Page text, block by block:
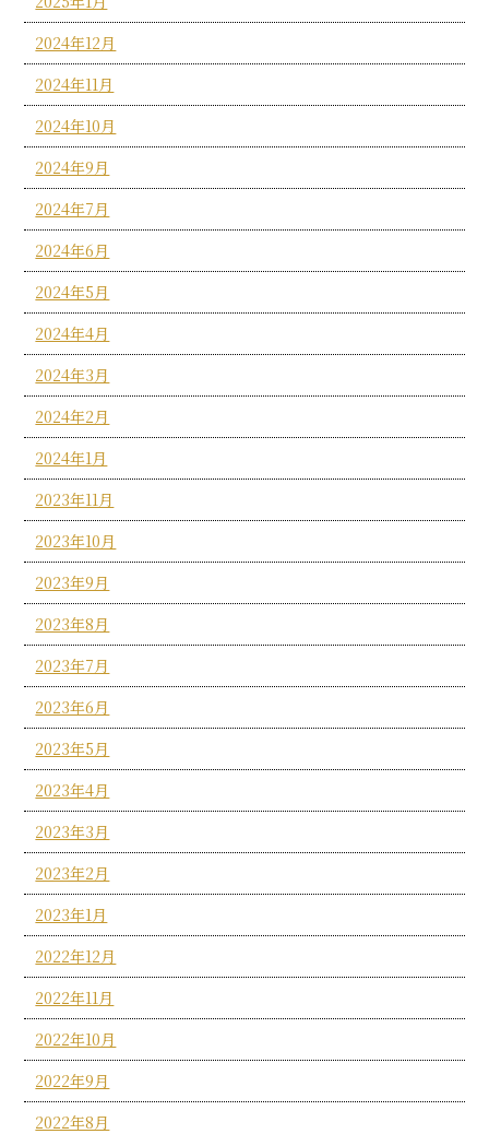
2024年12月
2024年11月
2024年10月
2024年9月
2024年7月
2024年6月
2024年5月
2024年4月
2024年3月
2024年2月
2024年1月
2023年11月
2023年10月
2023年9月
2023年8月
2023年7月
2023年6月
2023年5月
2023年4月
2023年3月
2023年2月
2023年1月
2022年12月
2022年11月
2022年10月
2022年9月
2022年8月